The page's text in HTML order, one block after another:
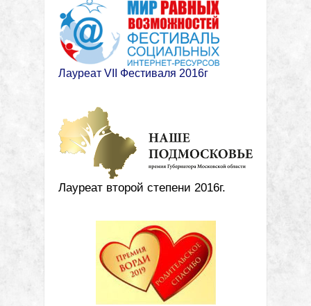
Лауреат VII Фестиваля 2016г
Лауреат второй степени 2016г.